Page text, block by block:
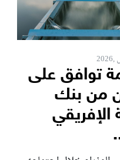
توافق على
من بنك
الإفريقي